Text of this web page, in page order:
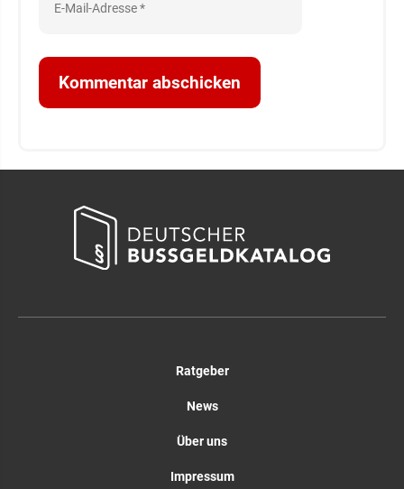
Ratgeber
News
Über uns
Impressum